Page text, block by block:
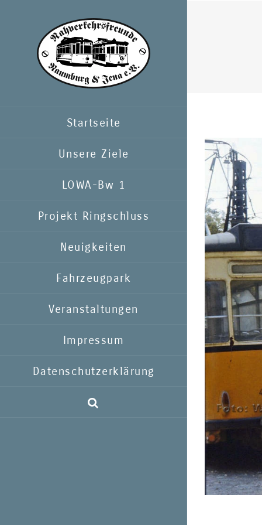
springen
Startseite
Unsere Ziele
LOWA-Bw 1
Projekt Ringschluss
Neuigkeiten
Fahrzeugpark
Veranstaltungen
Impressum
Datenschutzerklärung
Zeige
grösseres
Bild